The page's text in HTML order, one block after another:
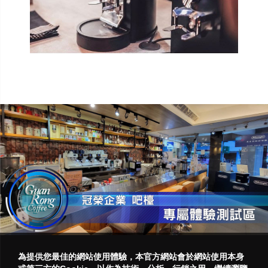
為提供您最佳的網站使用體驗，本官方網站會於網站使用本身